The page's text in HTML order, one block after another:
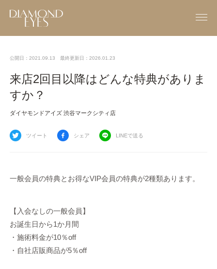
公開日：2021.09.13 最終更新日：2026.01.23
来店2回目以降はどんな特典がありま
すか？
ダイヤモンドアイズ 渋谷マークシティ店
ツイート シェア LINEで送る
一般会員の特典とお得なVIP会員の特典が2種類あります。
【入会なしの一般会員】
お誕生日から1か月間
・施術料金が10％off
・自社店販商品が5％off